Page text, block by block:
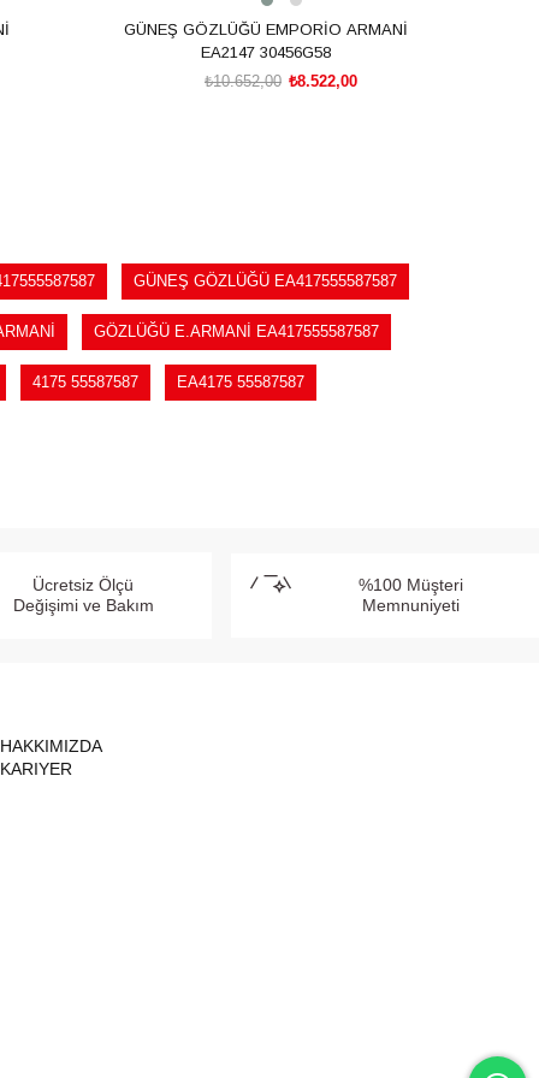
GÜNEŞ GÖZLÜĞÜ EMPORİO ARMANİ
EA2147 30456G58
₺8.522,00
₺10.652,00
GÜNEŞ GÖZLÜĞÜ EA417555587587
GÖZLÜĞÜ E.ARMANİ EA417555587587
4175 55587587 EA4175 55587587
Ücretsiz Ölçü
Değişimi ve Bakım
%100 Müşteri
Memnuniyeti
HAKKIMIZDA
KARIYER